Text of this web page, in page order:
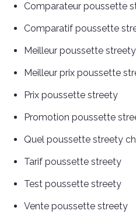
Comparateur poussette
Comparatif poussette
Meilleur poussette streety
Meilleur prix poussette
Prix poussette streety
Promotion poussette
Quel poussette streety
Tarif poussette streety
Test poussette streety
Vente poussette streety